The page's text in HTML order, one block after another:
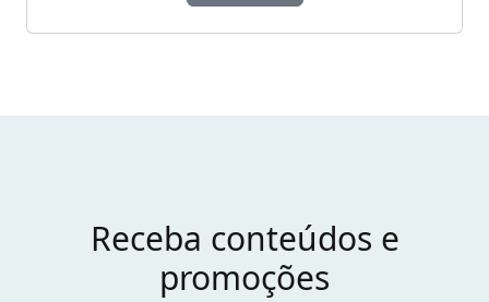
Receba conteúdos e
promoções